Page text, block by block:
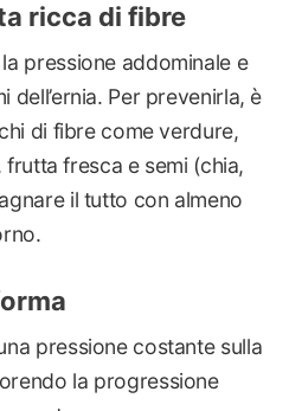
ricca di fibre
pressione addominale e
Per prevenirla, è
di fibre come verdure,
fresca e semi (chia,
il tutto con almeno
pressione costante sulla
la progressione